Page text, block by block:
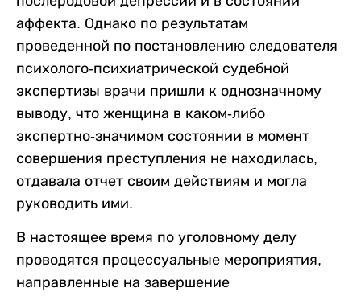
аффекта. Однако по результатам
проведенной по постановлению следователя
психолого-психиатрической судебной
экспертизы врачи пришли к однозначному
выводу, что женщина в каком-либо
экспертно-значимом состоянии в момент
совершения преступления не находилась,
отдавала отчет своим действиям и могла
руководить ими.
В настоящее время по уголовному делу
проводятся процессуальные мероприятия,
направленные на завершение